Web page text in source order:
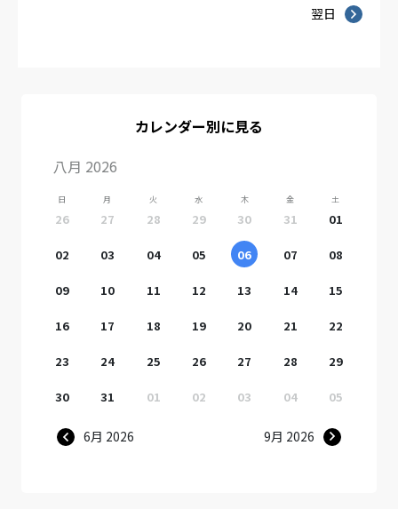
翌日
カレンダー別に見る
八月 2026
日
26
月
27
火
28
水
29
木
30
金
31
土
01
02 03 04 05 06 07 08
09 10 11 12 13 14 15
16 17 18 19 20 21 22
23 24 25 26 27 28 29
30 31 01 02 03 04 05
6月 2026 9月 2026